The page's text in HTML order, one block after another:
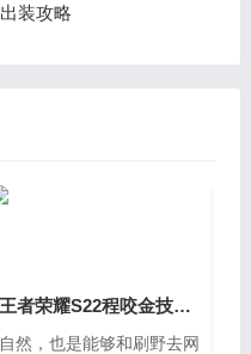
装攻略
王者荣耀S22程咬金技巧攻略 新赛季怎么玩介绍
自然，也是能够和刷野去网